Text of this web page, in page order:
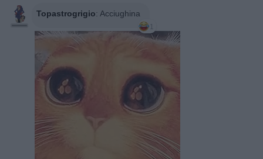
Topastrogrigio: Acciughina
1